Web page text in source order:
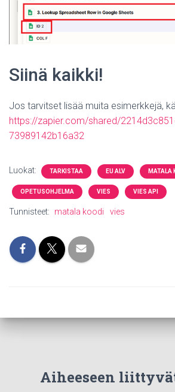
Siinä kaikki!
Jos tarvitset lisää muita esimerkkejä,
https://zapier.com/shared/
73989142b16a32
Luokat: TARKISTAA EU ALV MATALA
OPETUSOHJELMA VIES VIES API
Tunnisteet: matala koodi vies
Aiheeseen